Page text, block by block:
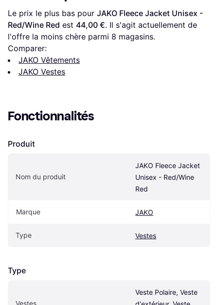
Le prix le plus bas pour JAKO Fleece Jacket Unisex -
Red/Wine Red est 44,00 €. Il s'agit actuellement de
l'offre la moins chère parmi 8 magasins.
Comparer:
JAKO Vêtements
JAKO Vestes
Fonctionnalités
Produit
Nom du produit
JAKO Fleece Jacket
Unisex - Red/Wine
Red
Marque JAKO
Type Vestes
Type
Veste Polaire, Veste